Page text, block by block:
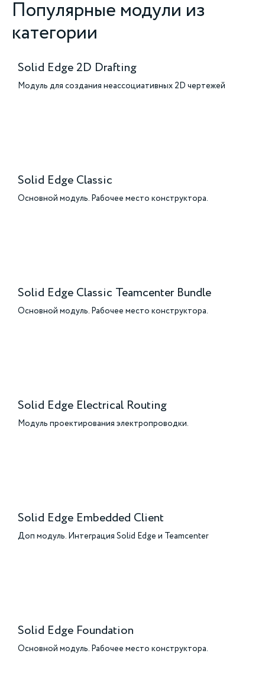
Популярные модули из
категории
Solid Edge 2D Drafting
Модуль для создания неассоциативных 2D чертежей
Solid Edge Classic
Основной модуль. Рабочее место конструктора.
Solid Edge Classic Teamcenter Bundle
Основной модуль. Рабочее место конструктора.
Solid Edge Electrical Routing
Модуль проектирования электропроводки.
Solid Edge Embedded Client
Доп модуль. Интеграция Solid Edge и Teamcenter
Solid Edge Foundation
Основной модуль. Рабочее место конструктора.